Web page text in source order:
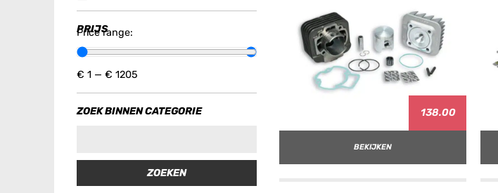
PRIJS
Price range:
€ 1 — € 1205
ZOEK BINNEN CATEGORIE
ZOEKEN
138.00
BEKIJKEN